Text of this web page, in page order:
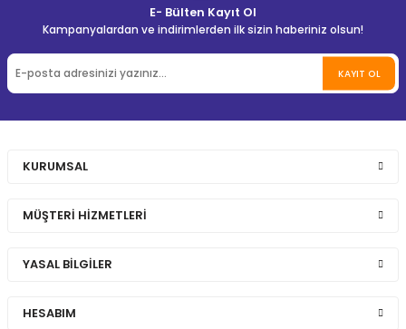
E- Bülten Kayıt Ol
Kampanyalardan ve indirimlerden ilk sizin haberiniz olsun!
KAYIT OL
KURUMSAL
MÜŞTERİ HİZMETLERİ
YASAL BİLGİLER
HESABIM